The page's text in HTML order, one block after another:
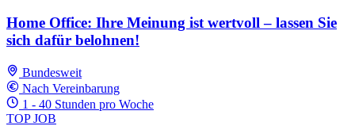
Home Office: Ihre Meinung ist wertvoll – lassen Sie
sich dafür belohnen!
Bundesweit
Nach Vereinbarung
1 - 40 Stunden pro Woche
TOP JOB